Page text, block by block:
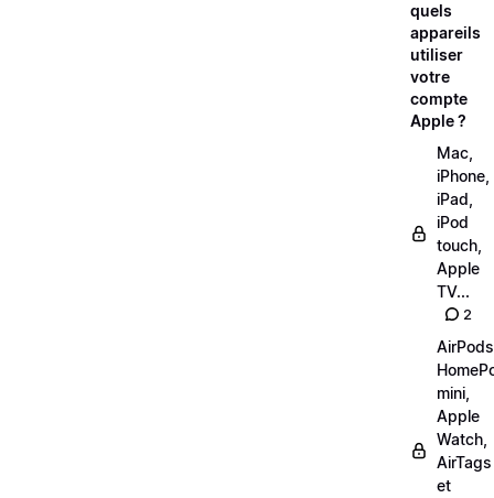
quels
appareils
utiliser
votre
compte
Apple ?
Mac,
iPhone,
iPad,
iPod
touch,
Apple
TV...
2
mini,
Apple
Watch,
AirTags
et